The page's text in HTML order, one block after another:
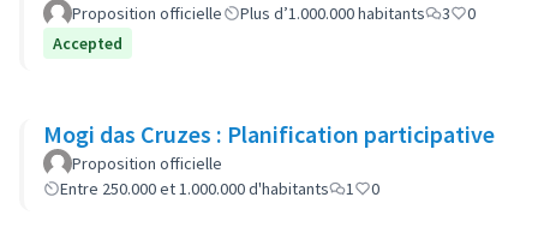
Proposition officielle Plus d’1.000.000 habitants 3
0
Accepted
Mogi das Cruzes : Planification participative
Proposition officielle
Entre 250.000 et 1.000.000 d'habitants
1 0